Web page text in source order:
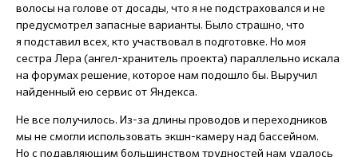
волосы на голове от досады, что я не подстраховался и не
предусмотрел запасные варианты. Было страшно, что
я подставил всех, кто участвовал в подготовке. Но моя
сестра Лера (ангел-хранитель проекта) параллельно искала
на форумах решение, которое нам подошло бы. Выручил
найденный ею сервис от Яндекса.
Не все получилось. Из-за длины проводов и переходников
мы не смогли использовать экшн-камеру над бассейном.
Но с подавляющим большинством трудностей нам удалось